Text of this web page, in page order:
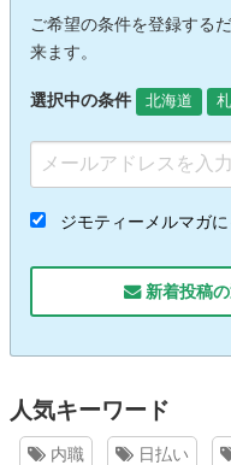
ご希望の条件を登録する
来ます。
選択中の条件 北海道
ジモティーメルマガ
新着投稿の
人気キーワード
内職 日払い